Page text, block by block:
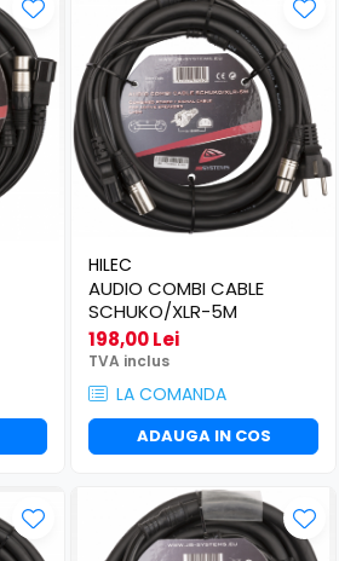
HILEC
AUDIO COMBI CABLE
SCHUKO/XLR-5M
198,00 Lei
TVA inclus
LA COMANDA
ADAUGA IN COS